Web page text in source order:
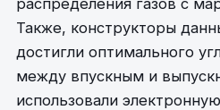
распределения газов с
Также, конструкторы
достигли оптимального
между впускным и
использовали